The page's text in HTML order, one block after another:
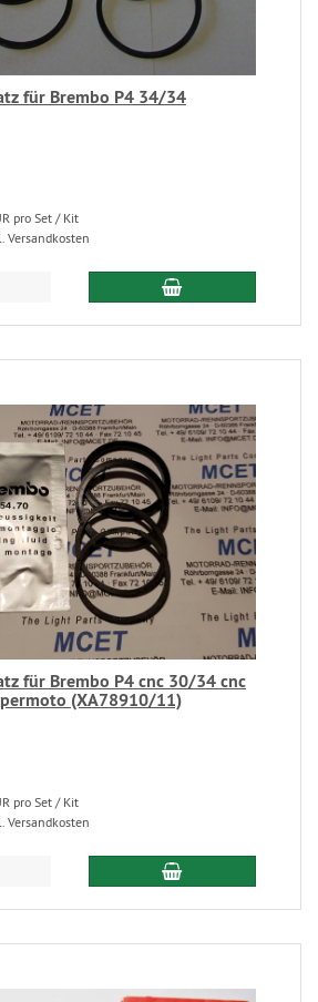
für Brembo P4 34/34
pro Set / Kit
Versandkosten
für Brembo P4 cnc 30/34 cnc
(XA78910/11)
pro Set / Kit
Versandkosten